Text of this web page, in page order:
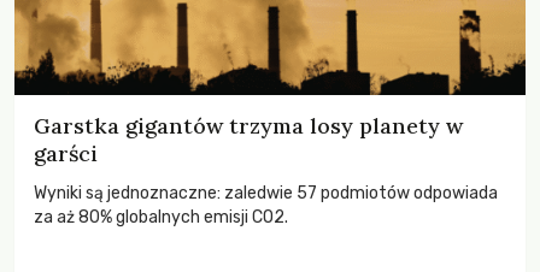
Garstka gigantów trzyma losy planety w
garści
Wyniki są jednoznaczne: zaledwie 57 podmiotów odpowiada
za aż 80% globalnych emisji CO2.